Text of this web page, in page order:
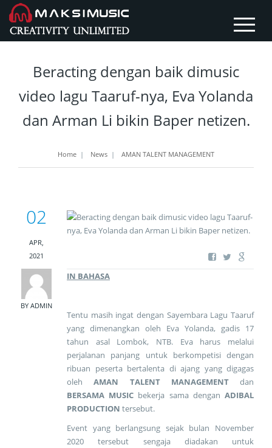
Beracting dengan baik dimusic
video lagu Taaruf-nya, Eva Yolanda
dan Arman Li bikin Baper netizen.
Home | News | AMAN TALENT MANAGEMENT
02
APR,
2021
BY ADMIN
IN BAHASA
Tentu masih ingat dengan Sayembara Lagu Taaruf
yang dimenangkan oleh Eva Yolanda, gadis 17
tahun asal Lombok, NTB. Eva harus melalui
perjalanan panjang untuk berkompetisi dengan
ribuan peserta bertalenta di ajang yang digagas
olehAMAN TALENT MANAGEMENTdan
BERSAMA MUSIC bekerja sama denganADIBAL
PRODUCTION tersebut.
Event yang berlangsung sejak bulan November
2020 tersebut sengaja diadakan untuk